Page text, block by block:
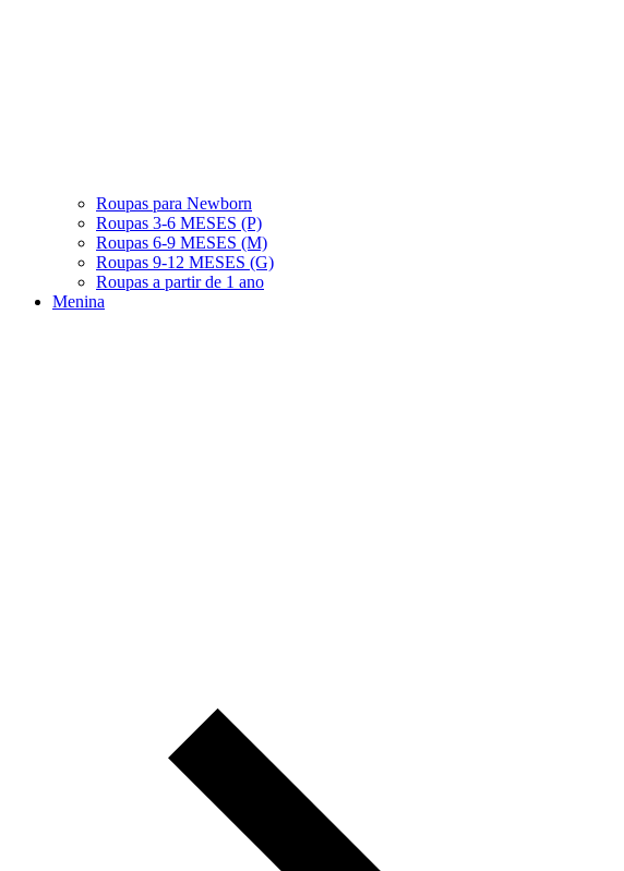
Roupas para Newborn
Roupas 3-6 MESES (P)
Roupas 6-9 MESES (M)
Roupas 9-12 MESES (G)
Roupas a partir de 1 ano
Menina